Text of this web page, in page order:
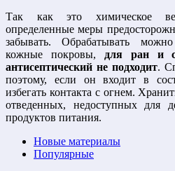
Так как это химическое
определенные меры
забывать. Обрабатывать
кожные покровы, для ран и
антисептический не подходит.
поэтому, если он входит в
избегать контакта с огнем.
отведенных, недоступных для
продуктов питания.
Новые материалы
Популярные